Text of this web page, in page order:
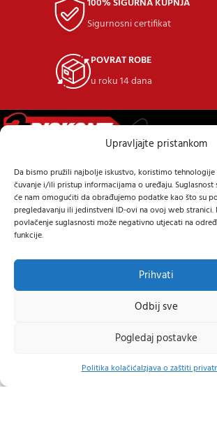
Upravljajte pristankom
Da bismo pružili najbolje iskustvo, koristimo
čuvanje i/ili pristup informacijama o uređaju.
će nam omogućiti da obrađujemo podatke kao što su
pregledavanju ili jedinstveni ID-ovi na ovoj web stranici.
povlačenje suglasnosti može negativno utjecati na
funkcije.
Prihvati
Odbij sve
Pogledaj postavke
Politika kolačićaIzjava o zaštiti
Sigurnosni certifikat
POVRAT ROBE
u roku 14 dana
Samoborska cesta 9, 10434 Strmec Samoborski
Tel: +385 (91) 40 40 338
Mail: prodaja@24diskont.com
web trgovina s najvećom ponudom